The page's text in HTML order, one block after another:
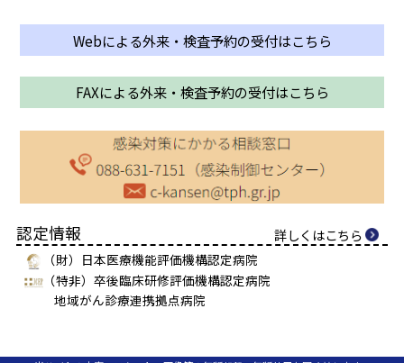
Webによる外来・検査予約の受付はこちら
FAXによる外来・検査予約の受付はこちら
認定情報 詳しくはこちら
（財）日本医療機能評価機構認定病院
（特非）卒後臨床研修評価機構認定病院
地域がん診療連携拠点病院